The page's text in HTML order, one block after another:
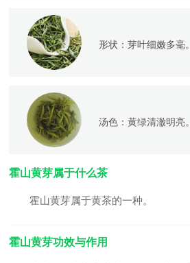
形状： 芽叶细嫩多毫。
汤色： 黄绿清澈明亮。
霍山黄芽属于什么茶
霍山黄芽属于黄茶的一种。
霍山黄芽功效与作用